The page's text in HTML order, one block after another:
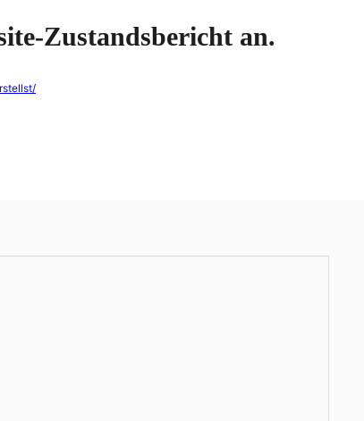
Zustandsbericht an.